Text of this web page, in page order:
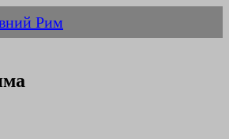
Рим